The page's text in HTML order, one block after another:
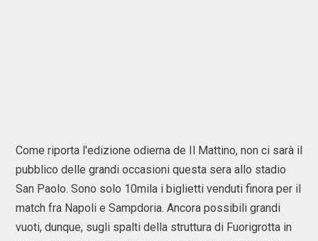
Come riporta l'edizione odierna de Il Mattino, non ci sarà il
pubblico delle grandi occasioni questa sera allo stadio
San Paolo. Sono solo 10mila i biglietti venduti finora per il
match fra Napoli e Sampdoria. Ancora possibili grandi
vuoti, dunque, sugli spalti della struttura di Fuorigrotta in